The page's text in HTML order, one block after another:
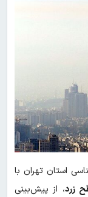
استان تهران با
زرد، از پیش‌بینی